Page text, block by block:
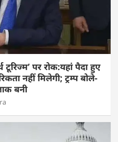
टूरिज्म’ पर रोक:यहां पैदा हुए
नहीं मिलेगी; ट्रम्प बोले-
बनी